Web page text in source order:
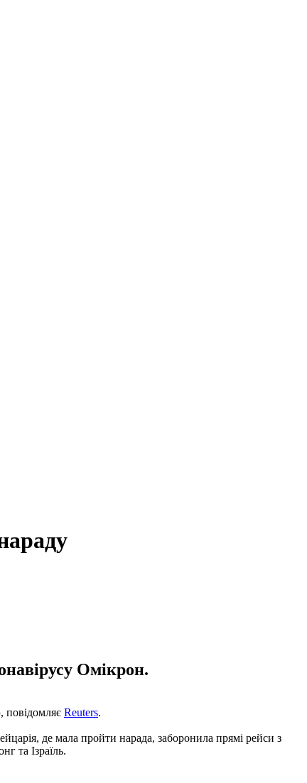
Омікрон.
повідомляє Reuters.
де мала пройти нарада, заборонила прямі рейси з
та Ізраїль.